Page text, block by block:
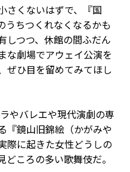
さくないはずで、『国
うちつくれなくなるかも
しつつ、休館の間ふだん
な劇場でアウェイ公演を
ぜひ目を留めてみてほし
やバレエや現代演劇の専
『鏡山旧錦絵（かがみや
際に起きた女性どうしの
ころの多い歌舞伎だ。